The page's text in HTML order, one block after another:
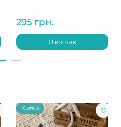
295 грн.
В кошик
Китай